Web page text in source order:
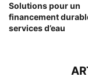
Solutions pour un
financement
services d’eau